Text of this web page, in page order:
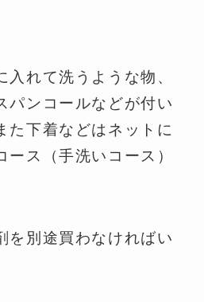
入れて洗うような物、
パンコールなどが付い
た下着などはネットに
ース（手洗いコース）
を別途買わなければい